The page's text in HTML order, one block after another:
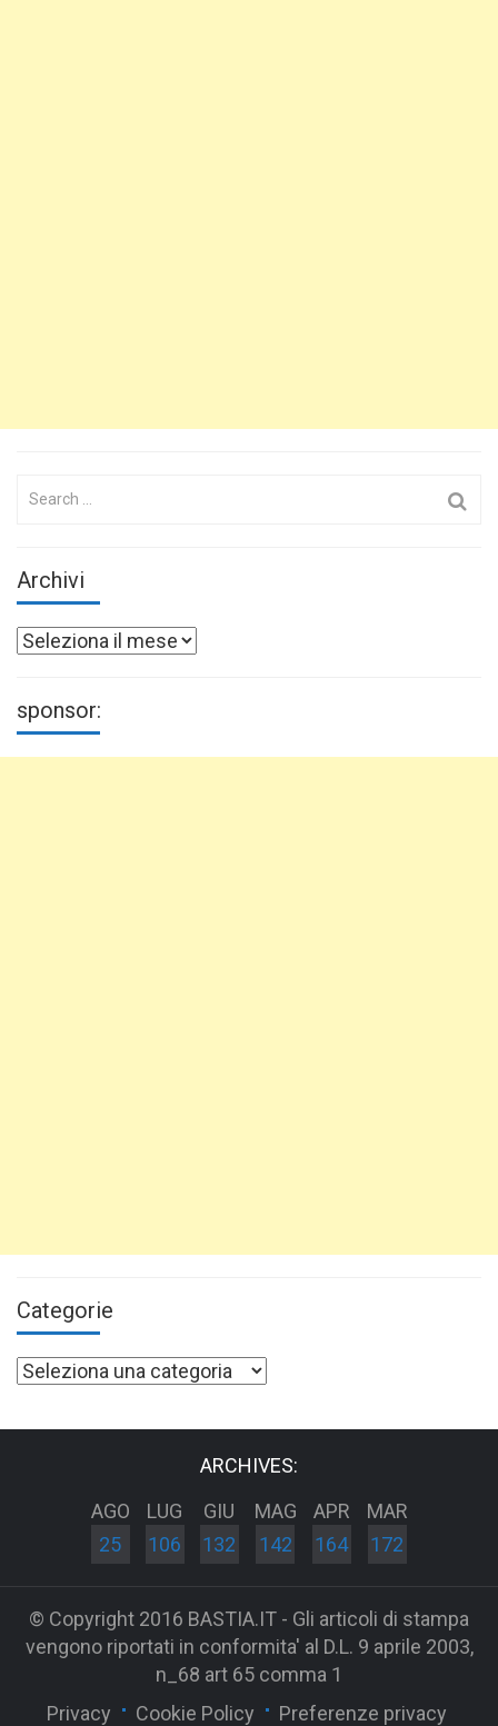
Search
Archivi
Archivi
sponsor:
Categorie
Categorie
ARCHIVES:
AGO
25
LUG
106
GIU
132
MAG
142
APR
164
MAR
172
© Copyright 2016 BASTIA.IT - Gli articoli di stampa
vengono riportati in conformita' al D.L. 9 aprile 2003,
n_68 art 65 comma 1
Privacy
Cookie Policy Preferenze privacy